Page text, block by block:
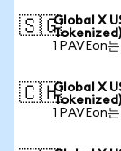
🇸🇬Global X
Tokenized)
1 PAVEon
🇨🇭Global X
Tokenized)
1 PAVEon